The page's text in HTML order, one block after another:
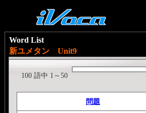
Word List
新ユメタン Unit9
100 語中 1～50
問題